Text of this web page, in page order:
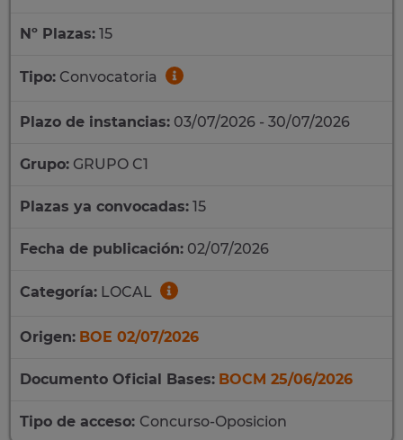
Nº Plazas: 15
Tipo: Convocatoria
Plazo de instancias: 03/07/2026 - 30/07/2026
Grupo: GRUPO C1
Plazas ya convocadas: 15
Fecha de publicación: 02/07/2026
Categoría: LOCAL
Origen: BOE 02/07/2026
Documento Oficial Bases: BOCM 25/06/2026
Tipo de acceso: Concurso-Oposicion